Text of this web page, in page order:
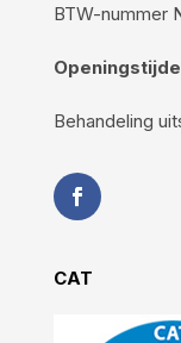
BTW-nummer
Behandeling
CAT